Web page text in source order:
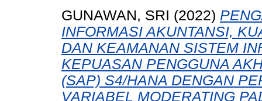
GUNAWAN, SRI (2022)
INFORMASI AKUNTANSI,
DAN KEAMANAN SISTEM
KEPUASAN PENGGUNA
(SAP) S4/HANA DENGAN
VARIABEL MODERATING